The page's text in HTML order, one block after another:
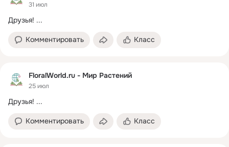
31 июл
Друзья! ...
Комментировать Класс
FloralWorld.ru - Мир Растений
25 июл
Друзья! ...
Комментировать Класс